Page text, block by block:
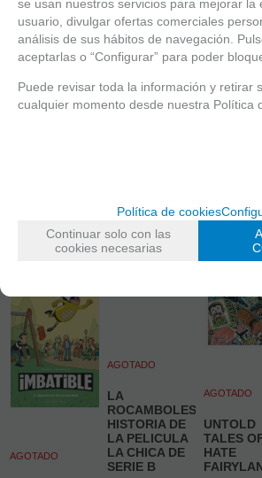
4.00%IVA incluido
AÑADIR A
CESTA
4.00%IVA incluido
AÑADIR A
CESTA
4.00%IVA
AGOTADO
AGOTADO
LA
ROCAMBOLESCA
HISTORIA DE
LA PELICULA
LA CHICA DE
SERIE B
AGOTADO
UNTOLD
TALES
HATE
se usan nuestros servicios para mejorar la
usuario, divulgar ofertas comerciales
análisis de sus hábitos de navegación.
aceptarlas o “Configurar” para poder
Puede revisar toda la información y retirar
cualquier momento desde nuestra Política
Política de cookies
Continuar solo con las
cookies necesarias